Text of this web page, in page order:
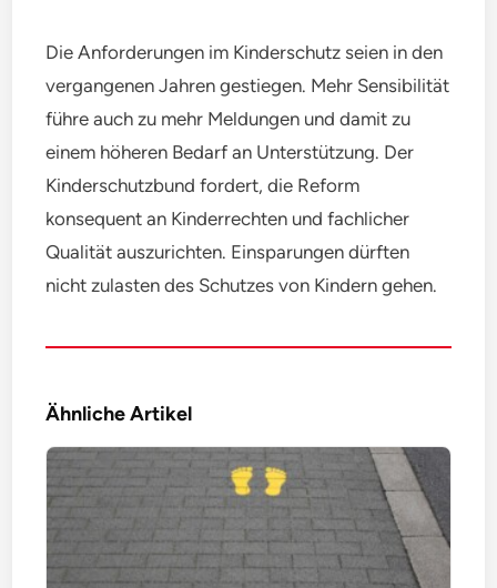
Die Anforderungen im Kinderschutz seien in den
vergangenen Jahren gestiegen. Mehr Sensibilität
führe auch zu mehr Meldungen und damit zu
einem höheren Bedarf an Unterstützung. Der
Kinderschutzbund fordert, die Reform
konsequent an Kinderrechten und fachlicher
Qualität auszurichten. Einsparungen dürften
nicht zulasten des Schutzes von Kindern gehen.
Ähnliche Artikel